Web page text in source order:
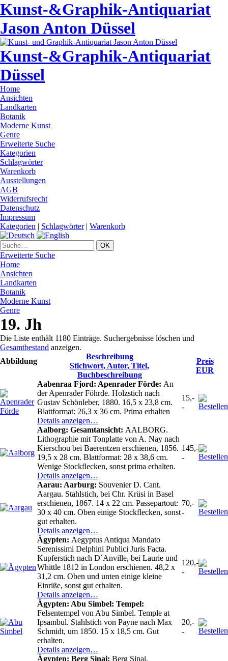
Kunst-&Graphik-Antiquariat
Jason Anton Düssel
Kunst-&Graphik-Antiquariat
Düssel
Home
Ansichten
Landkarten
Botanik
Moderne Kunst
Genre
Erweiterte Suche
Kategorien
Schlagwörter
Warenkorb
Ausstellungen
AGB
Widerrufsrecht
Datenschutz
Impressum
Kategorien | Schlagwörter| Warenkorb
Erweiterte Suche
Home
Ansichten
Landkarten
Botanik
Moderne Kunst
Genre
19. Jh
Die Liste enthält 1180 Einträge. Suchergebnisse löschen und
Gesamtbestand anzeigen.
Abbildung
Beschreibung
Stichwort, Autor, Titel,
Buchbeschreibung
Preis
EUR
Aabenraa Fjord: Apenrader Förde: An
der Apenrader Föhrde. Holzstich nach
Gustav Schönleber, 1880. 16,5 x 23,8 cm.
Blattformat: 26,3 x 36 cm. Prima erhalten
Details anzeigen…
15,-
-
Aalborg: Gesamtansicht: AALBORG.
Lithographie mit Tonplatte von A. Nay nach
Kierschou bei Baerentzen erschienen, 1856.
19,5 x 28 cm. Blattformat: 28 x 38,6 cm.
Wenige Stockflecken, sonst prima erhalten.
Details anzeigen…
145,-
-
Aarau: Aarburg: Souvenier D. Cant.
Aargau. Stahlstich, bei Chr. Krüsi in Basel
erschienen, 1867. 14 x 22 cm. Passepartout:
30 x 40 cm. Oben einige Stockflecken, sonst
gut erhalten.
Details anzeigen…
70,-
-
Ägypten: Aegyptus Antiqua Mandato
Serenissimi Delphini Publici Juris Facta.
Kupferstich nach D´Anville, bei Laurie und
Whittle 1812 in London erschienen. 48,2 x
31,2 cm. Oben und unten einige kleine
Einriße, sonst gut erhalten.
Details anzeigen…
120,-
-
Ägypten: Abu Simbel: Tempel:
Felsentempel von Abu Simbel. Temple at
Ipsambul. Stahlstich von Payne nach Max
Schmidt, um 1850. 15 x 18,5 cm. Gut
erhalten.
Details anzeigen…
20,-
-
Ägypten: Berg Sinai: Berg Sinai.